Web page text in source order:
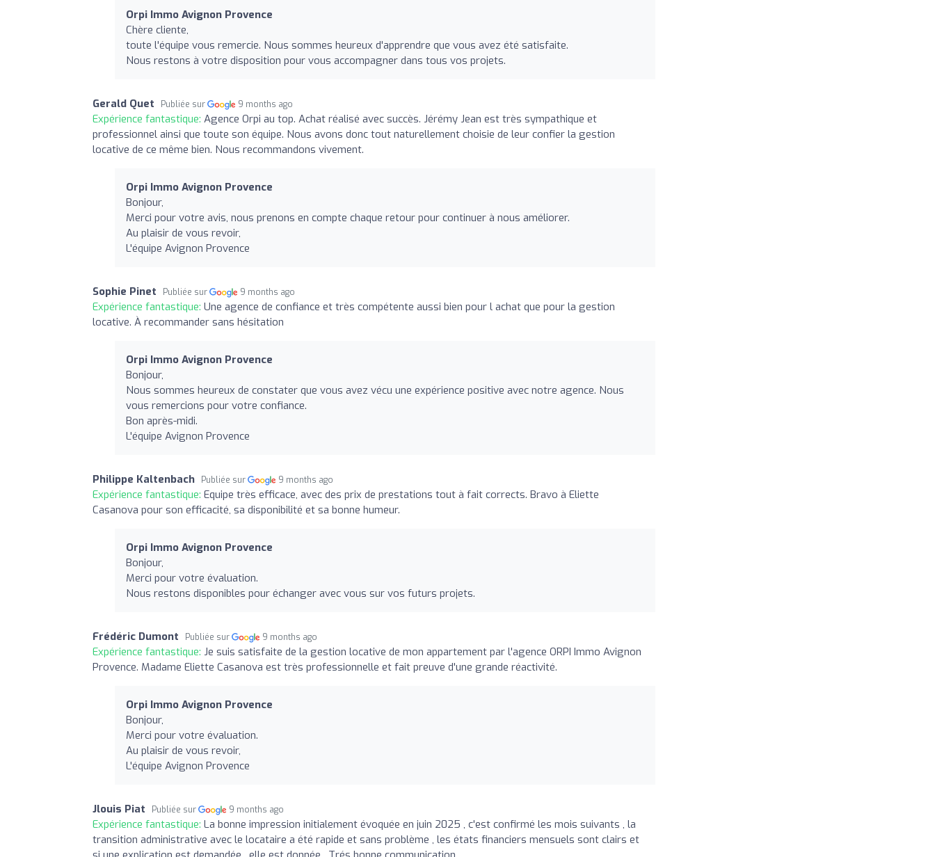
Orpi Immo Avignon Provence
Chère cliente,
toute l'équipe vous remercie. Nous sommes heureux d'apprendre que vous avez été satisfaite.
Nous restons à votre disposition pour vous accompagner dans tous vos projets.
Gerald Quet Publiée sur 9 months ago
Expérience fantastique: Agence Orpi au top. Achat réalisé avec succès. Jérémy Jean est très sympathique et
professionnel ainsi que toute son équipe. Nous avons donc tout naturellement choisie de leur confier la gestion
locative de ce même bien. Nous recommandons vivement.
Orpi Immo Avignon Provence
Bonjour,
Merci pour votre avis, nous prenons en compte chaque retour pour continuer à nous améliorer.
Au plaisir de vous revoir,
L'équipe Avignon Provence
Sophie Pinet Publiée sur 9 months ago
Expérience fantastique: Une agence de confiance et très compétente aussi bien pour l achat que pour la gestion
locative. À recommander sans hésitation
Orpi Immo Avignon Provence
Bonjour,
Nous sommes heureux de constater que vous avez vécu une expérience positive avec notre agence. Nous
vous remercions pour votre confiance.
Bon après-midi.
L'équipe Avignon Provence
Philippe Kaltenbach Publiée sur 9 months ago
Expérience fantastique: Equipe très efficace, avec des prix de prestations tout à fait corrects. Bravo à Eliette
Casanova pour son efficacité, sa disponibilité et sa bonne humeur.
Orpi Immo Avignon Provence
Bonjour,
Merci pour votre évaluation.
Nous restons disponibles pour échanger avec vous sur vos futurs projets.
Frédéric Dumont Publiée sur 9 months ago
Expérience fantastique: Je suis satisfaite de la gestion locative de mon appartement par l'agence ORPI Immo Avignon
Provence. Madame Eliette Casanova est très professionnelle et fait preuve d'une grande réactivité.
Orpi Immo Avignon Provence
Bonjour,
Merci pour votre évaluation.
Au plaisir de vous revoir,
L'équipe Avignon Provence
Jlouis Piat Publiée sur 9 months ago
Expérience fantastique: La bonne impression initialement évoquée en juin 2025 , c'est confirmé les mois suivants , la
transition administrative avec le locataire a été rapide et sans problème , les états financiers mensuels sont clairs et